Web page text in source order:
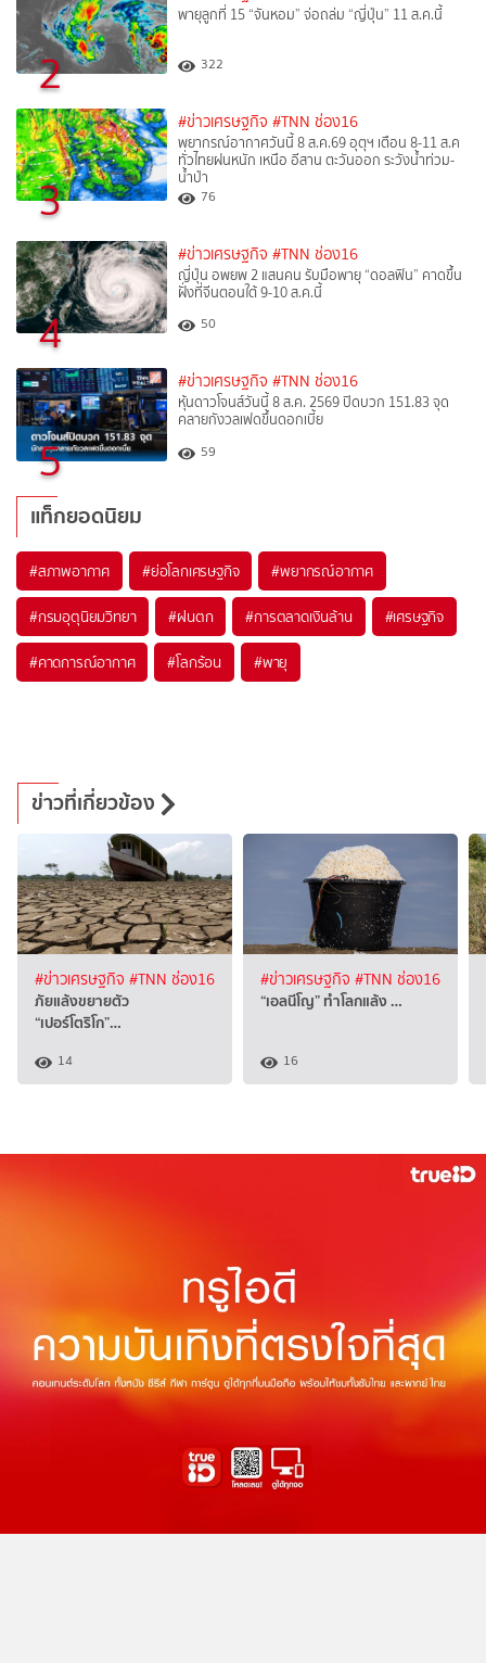
2
พายุลูกที่ 15 “จันหอม” จ่อถล่ม “ญี่ปุ่น” 11 ส.ค.นี้
322
3
#ข่าวเศรษฐกิจ #TNN ช่อง16
พยากรณ์อากาศวันนี้ 8 ส.ค.69 อุตุฯ เตือน 8-11 ส.ค
ทั่วไทยฝนหนัก เหนือ อีสาน ตะวันออก ระวังน้ำท่วม-
น้ำป่า
76
4
#ข่าวเศรษฐกิจ #TNN ช่อง16
ญี่ปุ่น อพยพ 2 แสนคน รับมือพายุ “ดอลฟิน” คาดขึ้น
ฝั่งที่จีนตอนใต้ 9-10 ส.ค.นี้
50
5
#ข่าวเศรษฐกิจ #TNN ช่อง16
หุ้นดาวโจนส์วันนี้ 8 ส.ค. 2569 ปิดบวก 151.83 จุด
คลายกังวลเฟดขึ้นดอกเบี้ย
59
แท็กยอดนิยม
#สภาพอากาศ #ย่อโลกเศรษฐกิจ #พยากรณ์อากาศ
#กรมอุตุนิยมวิทยา #ฝนตก #การตลาดเงินล้าน #เศรษฐกิจ
#คาดการณ์อากาศ #โลกร้อน #พายุ
ข่าวที่เกี่ยวข้อง
#ข่าวเศรษฐกิจ #TNN ช่อง16
ภัยแล้งขยายตัว
“เปอร์โตริโก”…
14
#ข่าวเศรษฐกิจ #TNN ช่อง16
“เอลนีโญ” ทำโลกแล้ง …
16